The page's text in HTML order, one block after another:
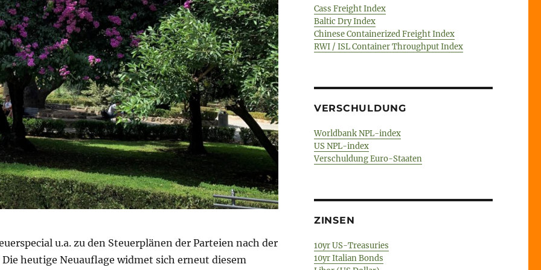
u.a. zu den Steuerplänen der Parteien nach der
heutige Neuauflage widmet sich erneut diesem
Cass Freight Index
Baltic Dry Index
Chinese Containerized Freight Index
RWI / ISL Container Throughput Index
VERSCHULDUNG
Worldbank NPL-index
US NPL-index
Verschuldung Euro-Staaten
ZINSEN
10yr US-Treasuries
10yr Italian Bonds